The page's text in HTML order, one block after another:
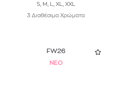
S, M, L, XL, XXL
3 Διαθέσιμα Χρώματα
FW26
NEO